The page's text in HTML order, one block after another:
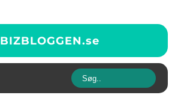
BIZBLOGGEN.se